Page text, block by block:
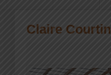
Claire Courtin